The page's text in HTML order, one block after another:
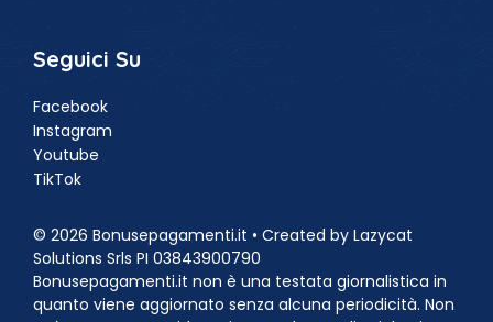
Seguici Su
Facebook
Instagram
Youtube
TikTok
© 2026 Bonusepagamenti.it • Created by Lazycat
Solutions Srls PI 03843900790
Bonusepagamenti.it non è una testata giornalistica in
quanto viene aggiornato senza alcuna periodicità. Non